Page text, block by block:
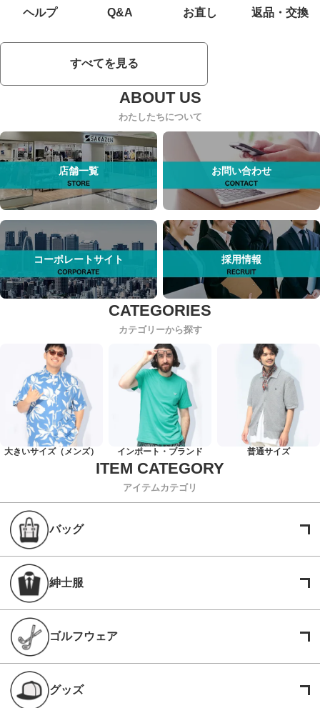
ヘルプ Q&A お直し 返品・交換
すべてを見る
わたしたちについて
店舗一覧 お問い合わせ
コーポレートサイト 採用情報
カテゴリーから探す
大きいサイズ（メンズ） インポート・ブランド 普通サイズ
アイテムカテゴリ
バッグ
紳士服
ゴルフウェア
グッズ